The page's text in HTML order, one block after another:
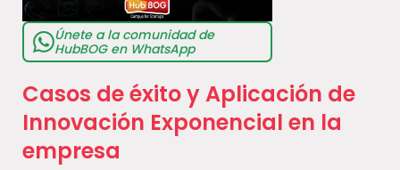
Únete a la comunidad de
HubBOG en WhatsApp
Casos de éxito y Aplicación de
Innovación Exponencial en la
empresa